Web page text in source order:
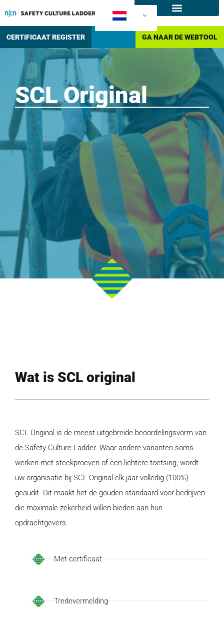
CERTIFICAAT REGISTER GA NAAR DE WEBTOOL
SCL Original
Wat is SCL original
SCL Original is de meest uitgebreide beoordelingsvorm van
de Safety Culture Ladder. Waar andere varianten soms
werken met steekproeven of een lichtere toetsing, wordt
uw organisatie bij SCL Original elk jaar volledig (100%)
geaudit. Dit maakt het de gouden standaard voor bedrijven
die maximale zekerheid willen bieden aan hun
opdrachtgevers.
Met certificaat
Tredevermelding